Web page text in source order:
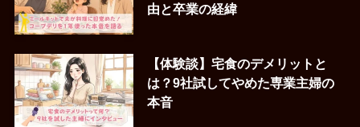
由と卒業の経緯
【体験談】宅食のデメリットと
は？9社試してやめた専業主婦の
本音